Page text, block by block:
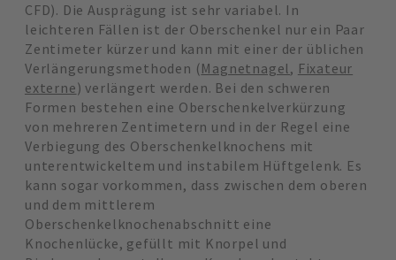
CFD). Die Ausprägung ist sehr variabel. In
leichteren Fällen ist der Oberschenkel nur ein Paar
Zentimeter kürzer und kann mit einer der üblichen
Verlängerungsmethoden (Magnetnagel, Fixateur
externe) verlängert werden. Bei den schweren
Formen bestehen eine Oberschenkelverkürzung
von mehreren Zentimetern und in der Regel eine
Verbiegung des Oberschenkelknochens mit
unterentwickeltem und instabilem Hüftgelenk. Es
kann sogar vorkommen, dass zwischen dem oberen
und dem mittlerem
Oberschenkelknochenabschnitt eine
Knochenlücke, gefüllt mit Knorpel und